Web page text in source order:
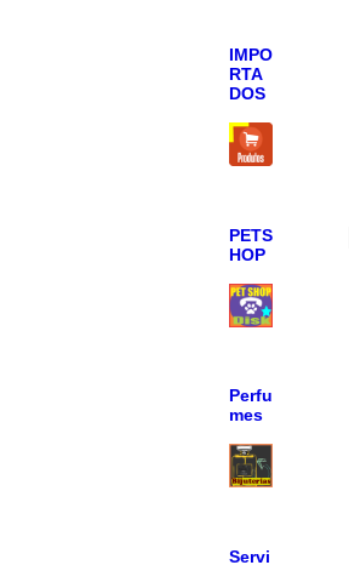
IMPO
RTA
DOS
PETS
HOP
Perfu
mes
Servi